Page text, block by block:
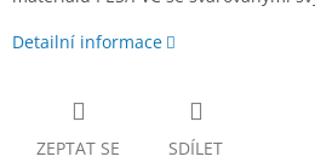
Detailní informace
ZEPTAT SE SDÍLET